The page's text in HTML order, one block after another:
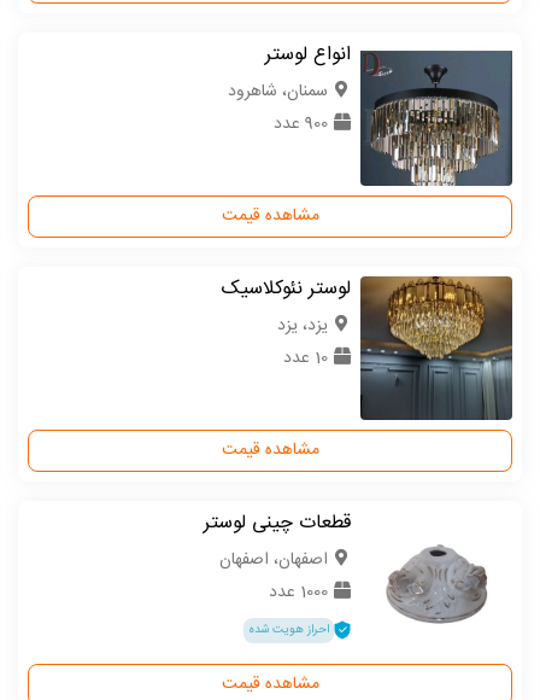
انواع لوستر
سمنان، شاهرود
900 عدد
مشاهده قیمت
لوستر نئوکلاسیک
یزد، یزد
10 عدد
مشاهده قیمت
قطعات چینی لوستر
اصفهان، اصفهان
1000 عدد
احراز هویت شده
مشاهده قیمت